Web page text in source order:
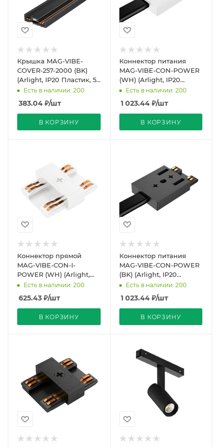
Крышка MAG-VIBE-
COVER-257-2000 (BK)
(Arlight, IP20 Пластик, 5
лет)Есть в наличии: 200
383.04 ₽/шт
В КОРЗИНУ
Коннектор питания
MAG-VIBE-CON-POWER
(WH) (Arlight, IP20
Металл, 5 лет)
Есть в наличии: 200
1 023.44₽/шт
В КОРЗИНУ
Коннектор прямой
MAG-VIBE-CON-I-
POWER (WH) (Arlight,
IP20 Металл, 5 лет)
Есть в наличии: 200
625.43 ₽/шт
В КОРЗИНУ
Коннектор питания
MAG-VIBE-CON-POWER
(BK) (Arlight, IP20
Металл, 5 лет)
Есть в наличии: 200
1 023.44₽/шт
В КОРЗИНУ